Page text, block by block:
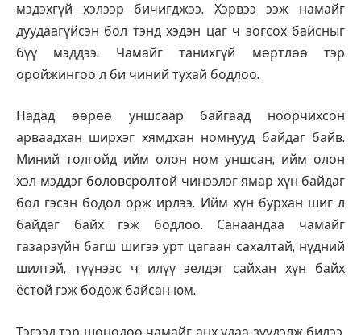
мэдэхгүй хэлээр бичигджээ. Хэрвээ ээж намайг
дуудаагүйсэн бол тэнд хэдэн цаг ч зогсох байсныг
бүү мэддээ. Чамайг танихгүй мөртлөө тэр
оройжингоо л би чиний тухай бодлоо.
Надад өөрөө уншсаар байгаад ноорчихсон
арваадхан ширхэг хямдхан номнууд байдаг байв.
Миний толгойд ийм олон ном уншсан, ийм олон
хэл мэддэг боловсролтой чинээлэг ямар хүн байдаг
бол гэсэн бодол орж ирлээ. Ийм хүн бурхан шиг л
байдаг байх гэж бодлоо. Санаандаа чамайг
газарзүйн багш шигээ урт цагаан сахалтай, нүдний
шилтэй, түүнээс ч илүү эелдэг сайхан хүн байх
ёстой гэж бодож байсан юм.